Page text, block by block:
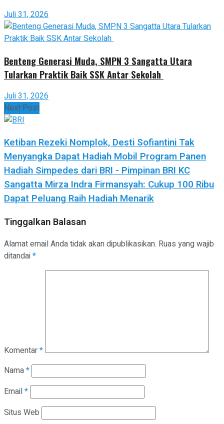
Juli 31, 2026
Benteng Generasi Muda, SMPN 3 Sangatta Utara
Tularkan Praktik Baik SSK Antar Sekolah
Juli 31, 2026
Next Post
Ketiban Rezeki Nomplok, Desti Sofiantini Tak
Menyangka Dapat Hadiah Mobil Program Panen
Hadiah Simpedes dari BRI - Pimpinan BRI KC
Sangatta Mirza Indra Firmansyah: Cukup 100 Ribu
Dapat Peluang Raih Hadiah Menarik
Tinggalkan Balasan
Alamat email Anda tidak akan dipublikasikan. Ruas yang wajib
ditandai*
Komentar*
Nama*
Email*
Situs Web